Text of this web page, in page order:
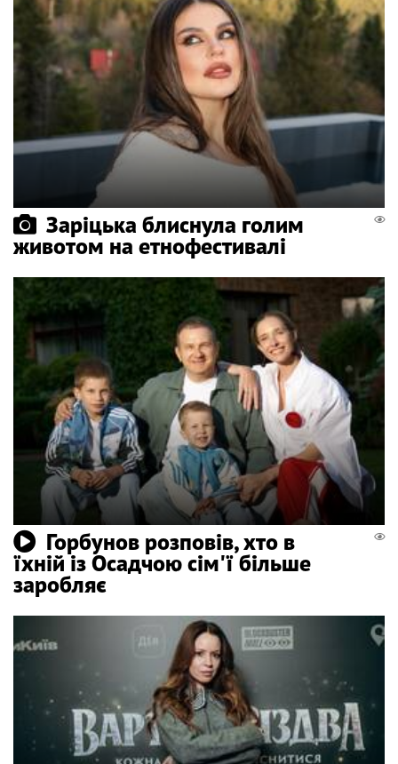
Заріцька блиснула голим
животом на етнофестивалі
Горбунов розповів, хто в
їхній із Осадчою сім'ї більше
заробляє